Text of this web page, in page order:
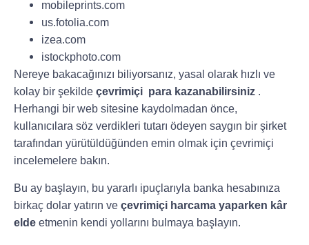
mobileprints.com
us.fotolia.com
izea.com
istockphoto.com
Nereye bakacağınızı biliyorsanız, yasal olarak hızlı ve
kolay bir şekilde çevrimiçi para kazanabilirsiniz .
Herhangi bir web sitesine kaydolmadan önce,
kullanıcılara söz verdikleri tutarı ödeyen saygın bir şirket
tarafından yürütüldüğünden emin olmak için çevrimiçi
incelemelere bakın.
Bu ay başlayın, bu yararlı ipuçlarıyla banka hesabınıza
birkaç dolar yatırın ve çevrimiçi harcama yaparken kâr
elde etmenin kendi yollarını bulmaya başlayın.